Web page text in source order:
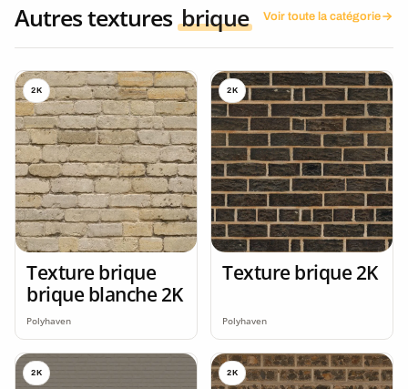
Autres textures brique Voir toute la catégorie
2K
Texture brique
brique blanche 2K
Polyhaven
2K
Texture brique 2K
Polyhaven
2K 2K